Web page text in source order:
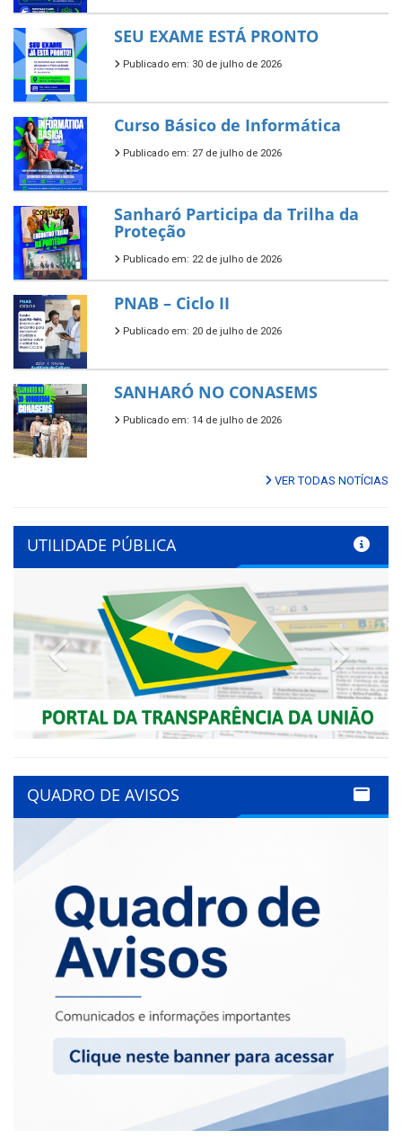
SEU EXAME ESTÁ PRONTO
Publicado em: 30 de julho de 2026
Curso Básico de Informática
Publicado em: 27 de julho de 2026
Sanharó Participa da Trilha da
Proteção
Publicado em: 22 de julho de 2026
PNAB – Ciclo II
Publicado em: 20 de julho de 2026
SANHARÓ NO CONASEMS
Publicado em: 14 de julho de 2026
VER TODAS NOTÍCIAS
UTILIDADE PÚBLICA
Previous Next
QUADRO DE AVISOS